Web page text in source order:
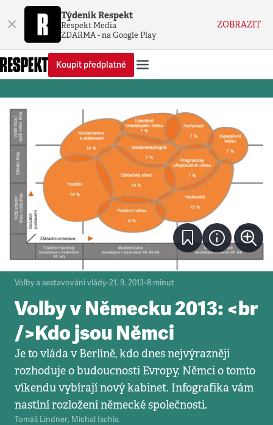
× Týdeník Respekt
Respekt Media
ZDARMA - na Google Play
ZOBRAZIT
Koupit předplatné
Volby a sestavování vlády•21. 9. 2013•8 minut
Volby v Německu 2013: <br
/>Kdo jsou Němci
Je to vláda v Berlíně, kdo dnes nejvýrazněji
rozhoduje o budoucnosti Evropy. Němci o tomto
víkendu vybírají nový kabinet. Infografika vám
nastíní rozložení německé společnosti.
Tomáš Lindner, Michal Ischia